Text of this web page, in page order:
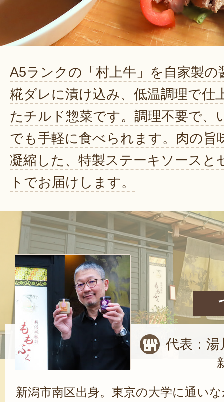
A5ランクの「村上牛」を自家製の
糀ダレに漬け込み、低温調理で仕
たチルド惣菜です。調理不要で、
でも手軽に食べられます。肉の旨
凝縮した、特製ステーキソースと
トでお届けします。
代表：湯
新潟市南区出身。東京の大学に通い